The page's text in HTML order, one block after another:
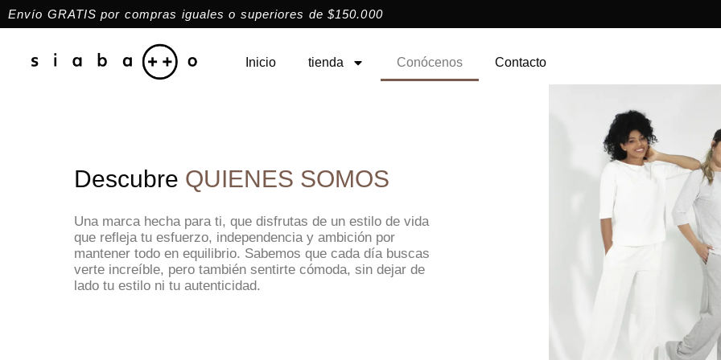
Envío GRATIS por compras iguales o superiores de $150.000​
Inicio tienda Conócenos Contacto
Descubre QUIENES SOMOS
Una marca hecha para ti, que disfrutas de un estilo de vida
que refleja tu esfuerzo, independencia y ambición por
mantener todo en equilibrio. Sabemos que cada día buscas
verte increíble, pero también sentirte cómoda, sin dejar de
lado tu estilo ni tu autenticidad.